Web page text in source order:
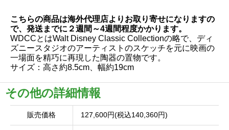
こちらの商品は海外代理店よりお取り寄せになりますの
で、発送までに２週間～4週間程度かかります。
WDCCとはWalt Disney Classic Collectionの略で、ディ
ズニースタジオのアーティストのスケッチを元に映画の
一場面を精巧に再現した陶器の置物です。
サイズ：高さ約8.5cm、幅約19cm
その他の詳細情報
販売価格 127,600円(税込140,360円)